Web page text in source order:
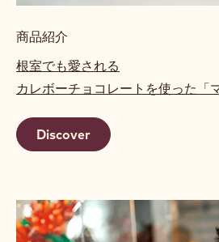
商品紹介
根室でも愛される
カレボーチョコレートを使った「
Discover